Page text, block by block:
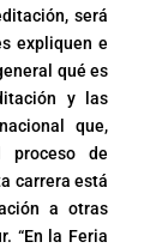
será
expliquen e
qué es
y las
que,
proceso de
carrera está
a otras
“En la Feria